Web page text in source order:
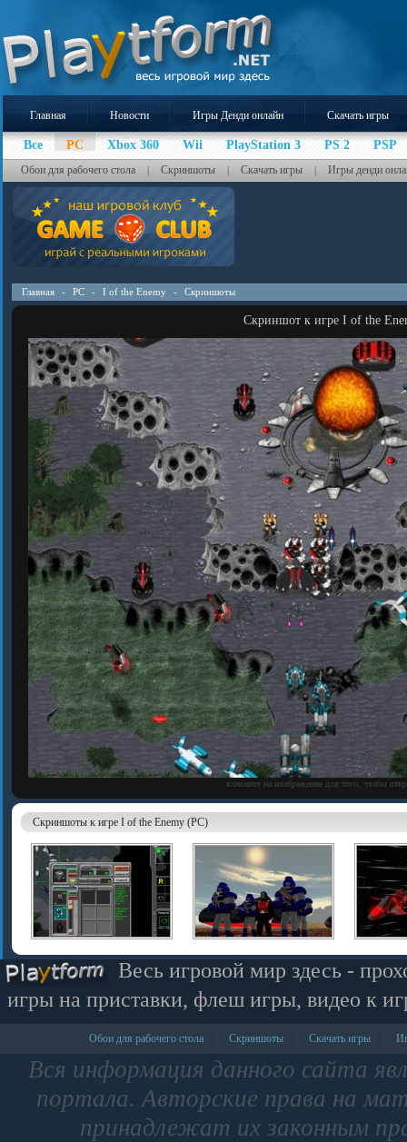
Главная Новости Игры Денди онлайн Скачать игры
Все PC Xbox 360 Wii PlayStation 3 PS 2 PSP
Обои для рабочего стола | Скриншоты | Скачать игры | Игры денди
Главная - PC - I of the Enemy - Скриншоты
Скриншот к игре I of the
кликните на изображение для того, чтобы
Скриншоты к игре I of the Enemy (PC)
Весь игровой мир здесь -
игры на приставки, флеш игры, видео к
Обои для рабочего стола Скриншоты Скачать игры
Вся информация данного сайта
портала. Авторские права на
принадлежат их законным